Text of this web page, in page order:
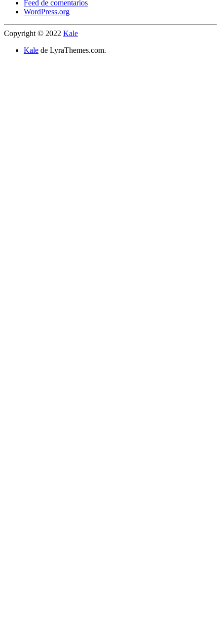
Feed de comentarios
WordPress.org
Copyright © 2022 Kale
Kale de LyraThemes.com.